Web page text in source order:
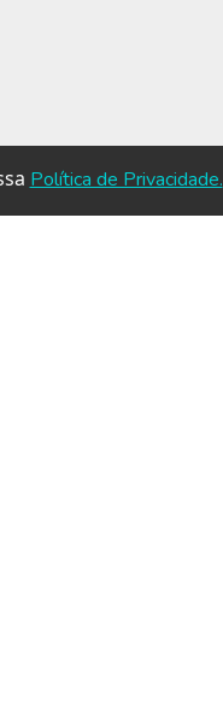
Política de Privacidade.